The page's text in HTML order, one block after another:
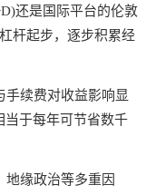
还是国际平台的伦敦
杆起步，逐步积累经
手续费对收益影响显
当于每年可节省数千
地缘政治等多重因